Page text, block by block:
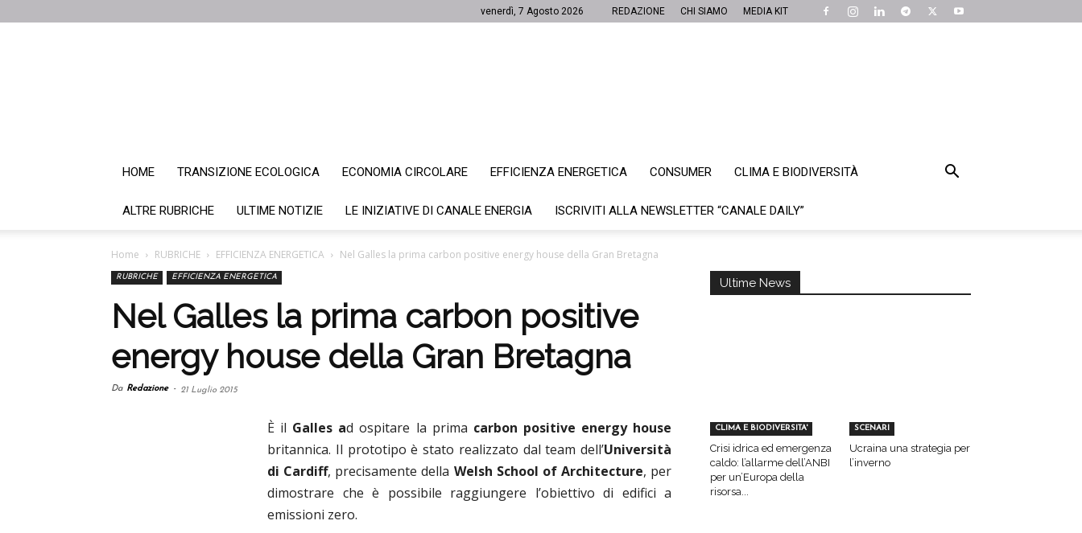
venerdì, 7 Agosto 2026 REDAZIONE CHI SIAMO MEDIA KIT
HOME TRANSIZIONE ECOLOGICA ECONOMIA CIRCOLARE EFFICIENZA ENERGETICA CONSUMER CLIMA E BIODIVERSITÀ
ALTRE RUBRICHE ULTIME NOTIZIE LE INIZIATIVE DI CANALE ENERGIA ISCRIVITI ALLA NEWSLETTER “CANALE DAILY”
Home RUBRICHE EFFICIENZA ENERGETICA Nel Galles la prima carbon positive energy house della Gran Bretagna
RUBRICHE EFFICIENZA ENERGETICA
Nel Galles la prima carbon positive
energy house della Gran Bretagna
Da Redazione - 21 Luglio 2015
È il Galles ad ospitare la prima carbon positive energy house
britannica. Il prototipo è stato realizzato dal team dell’Università
di Cardiff, precisamente della Welsh School of Architecture, per
dimostrare che è possibile raggiungere l’obiettivo di edifici a
emissioni zero.
Ultime News
CLIMA E BIODIVERSITA'
Crisi idrica ed emergenza
caldo: l’allarme dell’ANBI
per un’Europa della
risorsa...
SCENARI
Ucraina una strategia per
l’inverno